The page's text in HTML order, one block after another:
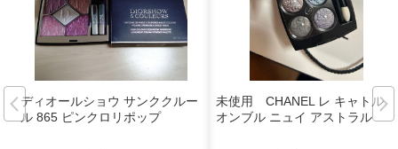
ディオールショウ サンククルー
ル 865 ピンクロリポップ
未使用 CHANEL レ キャトル
オンブル ニュイ アストラル